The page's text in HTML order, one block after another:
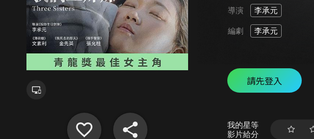
導演 李承元
編劇 李承元
請先登入
我的星等
影片給分